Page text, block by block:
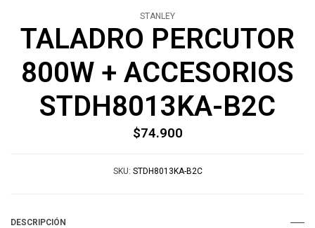
STANLEY
TALADRO PERCUTOR
800W + ACCESORIOS
STDH8013KA-B2C
$74.900
SKU: STDH8013KA-B2C
DESCRIPCIÓN